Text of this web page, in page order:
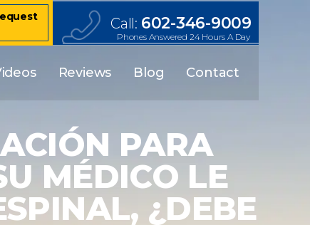
Call: 602-346-9009
Phones Answered 24 Hours A Day
Reviews Blog Contact
PARA
MÉDICO LE
¿DEBE